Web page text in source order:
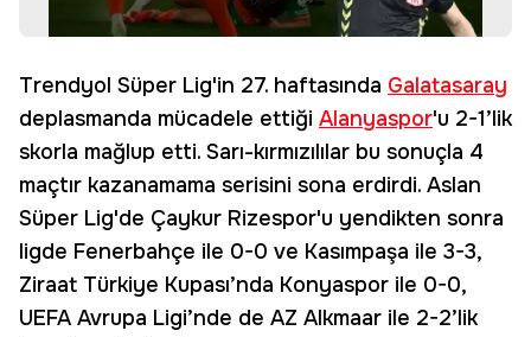
Trendyol Süper Lig'in 27. haftasında Galatasaray
deplasmanda mücadele ettiği Alanyaspor'u 2-1’lik
skorla mağlup etti. Sarı-kırmızılılar bu sonuçla 4
maçtır kazanamama serisini sona erdirdi. Aslan
Süper Lig'de Çaykur Rizespor'u yendikten sonra
ligde Fenerbahçe ile 0-0 ve Kasımpaşa ile 3-3,
Ziraat Türkiye Kupası’nda Konyaspor ile 0-0,
UEFA Avrupa Ligi’nde de AZ Alkmaar ile 2-2’lik